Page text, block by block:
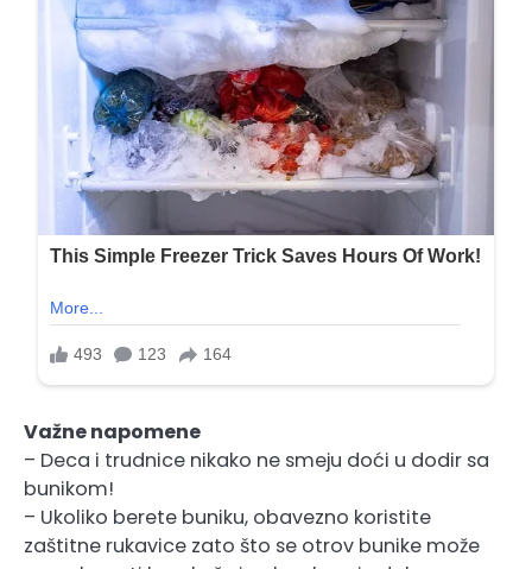
Važne napomene
– Deca i trudnice nikako ne smeju doći u dodir sa
bunikom!
– Ukoliko berete buniku, obavezno koristite
zaštitne rukavice zato što se otrov bunike može